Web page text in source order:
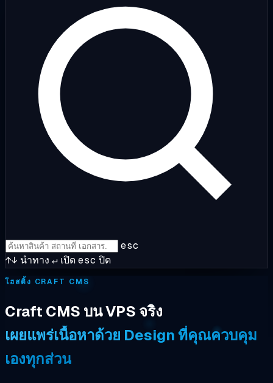
esc
↑↓ นำทาง ↵ เปิดesc ปิด
โฮสติ้ง CRAFT CMS
Craft CMS บน VPS จริง
เผยแพร่เนื้อหาด้วย Design ที่คุณควบคุม
เองทุกส่วน